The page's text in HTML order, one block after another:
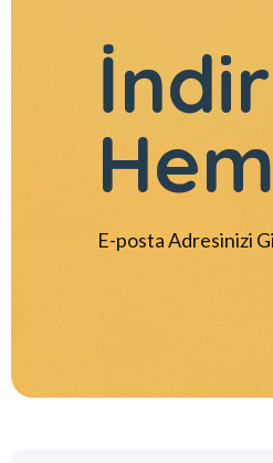
E-posta Adresinizi